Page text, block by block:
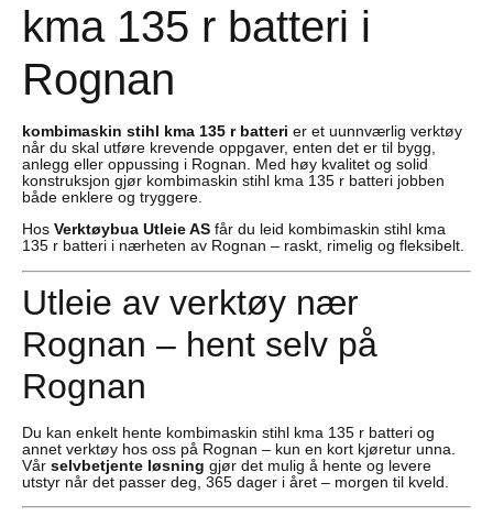
kma 135 r batteri i
Rognan
kombimaskin stihl kma 135 r batteri er et uunnværlig verktøy
når du skal utføre krevende oppgaver, enten det er til bygg,
anlegg eller oppussing i Rognan. Med høy kvalitet og solid
konstruksjon gjør kombimaskin stihl kma 135 r batteri jobben
både enklere og tryggere.
Hos Verktøybua Utleie AS får du leid kombimaskin stihl kma
135 r batteri i nærheten av Rognan – raskt, rimelig og fleksibelt.
Utleie av verktøy nær
Rognan – hent selv på
Rognan
Du kan enkelt hente kombimaskin stihl kma 135 r batteri og
annet verktøy hos oss på Rognan – kun en kort kjøretur unna.
Vår selvbetjente løsning gjør det mulig å hente og levere
utstyr når det passer deg, 365 dager i året – morgen til kveld.